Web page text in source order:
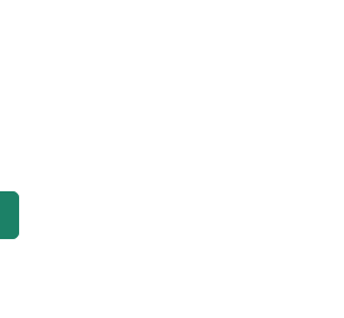
ou diminuer la quantité.